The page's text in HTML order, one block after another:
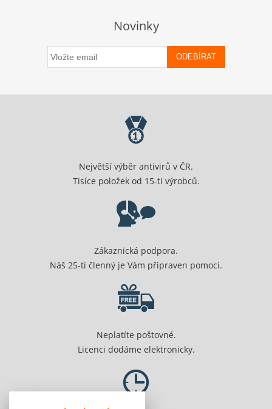
Novinky
ODEBÍRAT
Největší výběr antivirů v ČR.
Tisíce položek od 15-ti výrobců.
Zákaznická podpora.
Náš 25-ti členný je Vám připraven pomoci.
Neplatíte poštovné.
Licenci dodáme elektronicky.